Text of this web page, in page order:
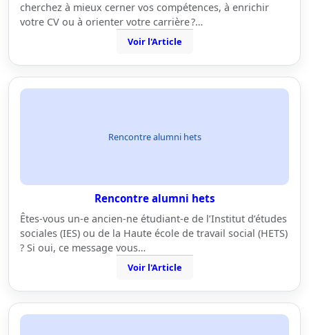
cherchez à mieux cerner vos compétences, à enrichir
votre CV ou à orienter votre carrière ?…
Voir l'Article
Rencontre alumni hets
Rencontre alumni hets
Êtes-vous un-e ancien-ne étudiant-e de l’Institut d’études
sociales (IES) ou de la Haute école de travail social (HETS)
? Si oui, ce message vous…
Voir l'Article